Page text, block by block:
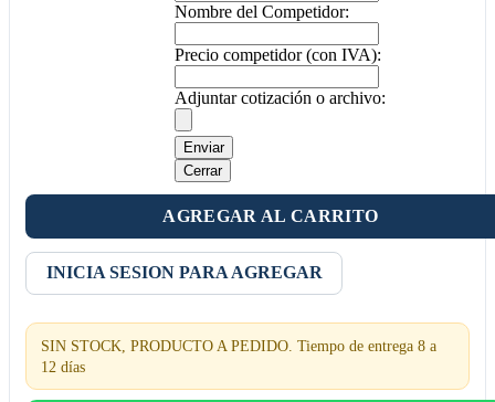
Nombre del Competidor:
Precio competidor (con IVA):
Adjuntar cotización o archivo:
Enviar
Cerrar
AGREGAR AL CARRITO
INICIA SESION PARA AGREGAR
SIN STOCK, PRODUCTO A PEDIDO. Tiempo de entrega 8 a
12 días